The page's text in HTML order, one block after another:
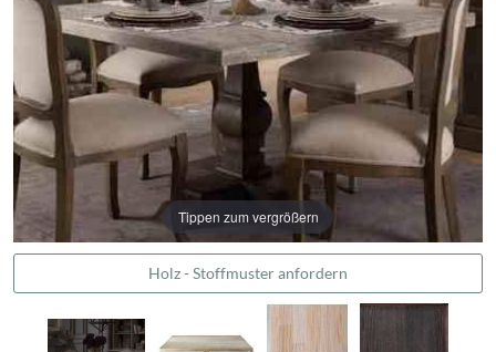
Tippen zum vergrößern
Holz - Stoffmuster anfordern